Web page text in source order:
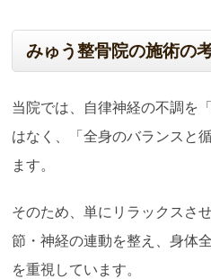
みゅう整骨院の施術の
当院では、自律神経の不調を
はなく、「全身のバランスと
ます。
そのため、単にリラックスさ
節・神経の連動を整え、身体
を重視しています。